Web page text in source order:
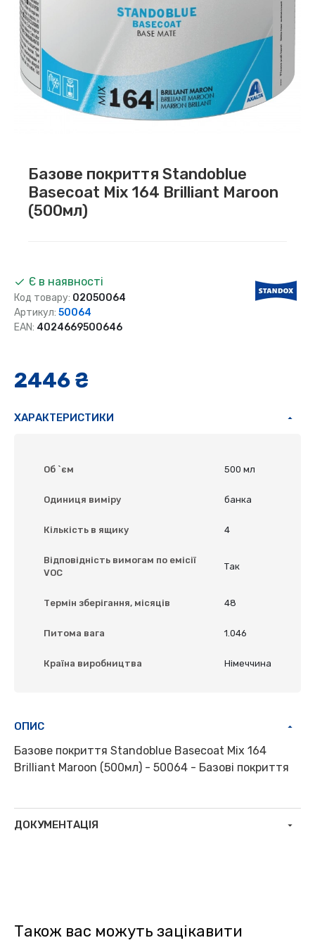
Базове покриття Standoblue
Basecoat Mix 164 Brilliant Maroon
(500мл)
2446 ₴
Є в наявності
Код товару: 02050064
Артикул: 50064
EAN: 4024669500646
ХАРАКТЕРИСТИКИ
Об `єм 500 мл
Одиниця виміру банка
Кількість в ящику 4
Відповідність вимогам по емісії
VOC
Так
Термін зберігання, місяців 48
Питома вага 1.046
Країна виробництва Німеччина
ОПИС
Базове покриття Standoblue Basecoat Mix 164
Brilliant Maroon (500мл) - 50064 - Базові покриття
ДОКУМЕНТАЦІЯ
Також вас можуть зацікавити